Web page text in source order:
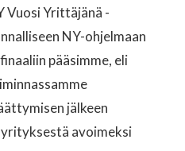
Vuosi Yrittäjänä -
NY-ohjelmaan
pääsimme, eli
jälkeen
avoimeksi